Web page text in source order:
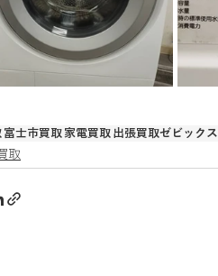
カーナビ
富士市買取 家電買取 出張買取ゼビックス
取